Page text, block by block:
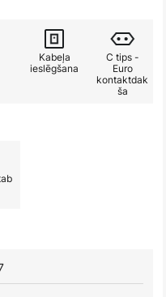
Kabeļa
ieslēgšana
C tips -
Euro
kontaktdak
ša